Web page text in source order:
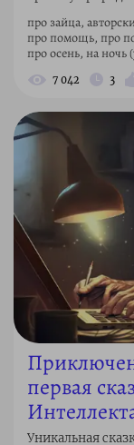
про зайца,
про помощь, про
про осень, на
7 042 3
первая
Уникальная